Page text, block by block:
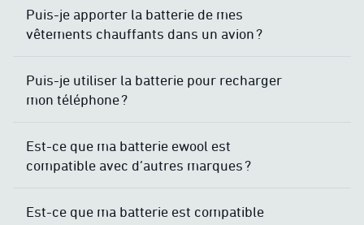
Puis-je apporter la batterie de mes
vêtements chauffants dans un avion ?
Puis-je utiliser la batterie pour recharger
mon téléphone ?
Est-ce que ma batterie ewool est
compatible avec d’autres marques ?
Est-ce que ma batterie est compatible